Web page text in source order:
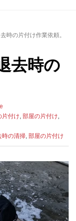
時の片付け作業依頼。
去時の
片付け, 部屋の片付け,
時の清掃, 部屋の片付け